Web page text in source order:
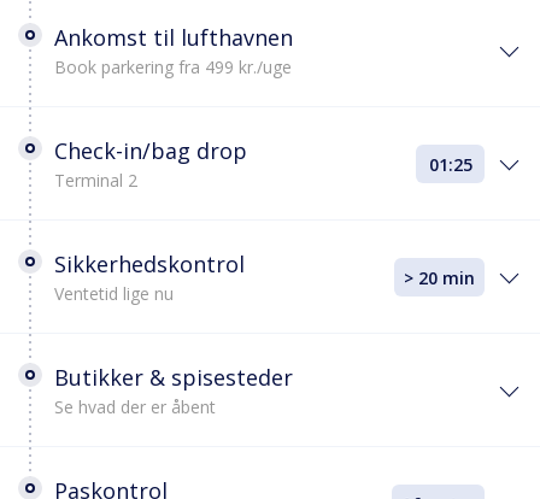
Ankomst til lufthavnen
Book parkering fra 499 kr./uge
Check-in/bag drop
Terminal 2
01:25
Sikkerhedskontrol
Ventetid lige nu
> 20 min
Butikker & spisesteder
Se hvad der er åbent
Paskontrol